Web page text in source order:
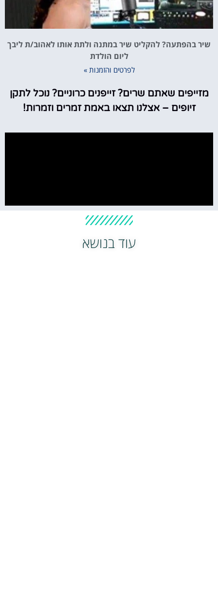
שיר בהפתעה? להקליט שיר במתנה ולתת אותו לאהוב/ת ליבך
ליום הולדת
לפרטים והזמנות »
מזייפים שאתם שרים? זייפנים כרוניים? נוכל לתקן
זיופים – אצלנו תצאו באמת זמרים וזמרות!
עוד בנושא